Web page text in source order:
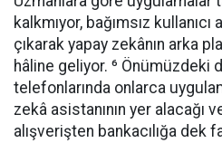
kalkmıyor, bağımsız
çıkarak yapay zekânın arka
hâline geliyor. ⁶ Önümüzdeki
telefonlarında onlarca
zekâ asistanının yer alacağı
alışverişten bankacılığa dek